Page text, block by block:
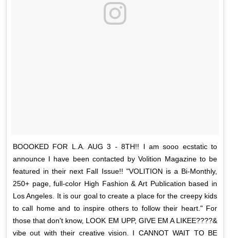
BOOOKED FOR L.A. AUG 3 - 8TH!! I am sooo ecstatic to
announce I have been contacted by Volition Magazine to be
featured in their next Fall Issue!! "VOLITION is a Bi-Monthly,
250+ page, full-color High Fashion & Art Publication based in
Los Angeles. It is our goal to create a place for the creepy kids
to call home and to inspire others to follow their heart." For
those that don't know, LOOK EM UPP, GIVE EM A LIKEE????&
vibe out with their creative vision. I CANNOT WAIT TO BE